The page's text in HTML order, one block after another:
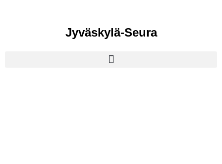
Jyväskylä-Seura